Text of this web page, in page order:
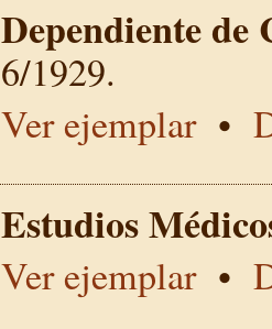
Dependiente de
6/1929.
Ver ejemplar•
Estudios
Ver ejemplar•